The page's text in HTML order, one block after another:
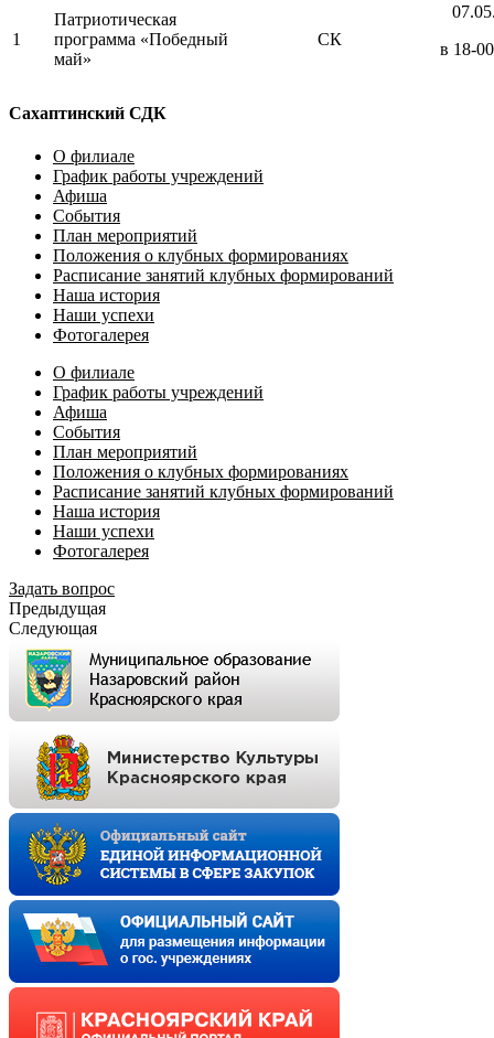
1
Патриотическая
программа «Победный
май»
СК
в 18-
Сахаптинский СДК
О филиале
График работы учреждений
Афиша
События
План мероприятий
Положения о клубных формированиях
Расписание занятий клубных формирований
Наша история
Наши успехи
Фотогалерея
О филиале
График работы учреждений
Афиша
События
План мероприятий
Положения о клубных формированиях
Расписание занятий клубных формирований
Наша история
Наши успехи
Фотогалерея
Задать вопрос
Предыдущая
Следующая